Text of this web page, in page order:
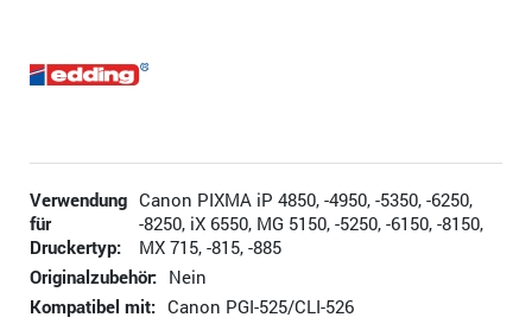
Verwendung
für
Druckertyp:
Canon PIXMA iP 4850, -4950, -5350, -6250,
-8250, iX 6550, MG 5150, -5250, -6150, -8150,
MX 715, -815, -885
Originalzubehör: Nein
Kompatibel mit: Canon PGI-525/CLI-526